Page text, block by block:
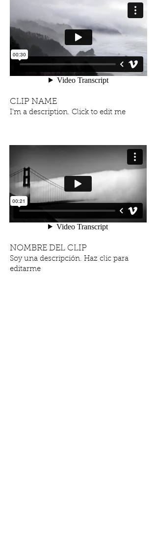
CLIP NAME
I'm a description. Click to edit me
NOMBRE DEL CLIP
Soy una descripción. Haz clic para
editarme